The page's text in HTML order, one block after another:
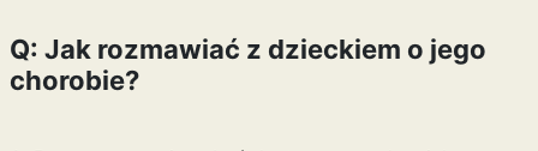
Q: Jak rozmawiać z dzieckiem o jego
chorobie?